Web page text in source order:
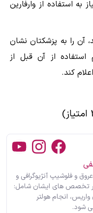
استفاده از وارفارین
آن را به پزشکتان نشان
از آن قبل از
کند.
و فلوشیپ آنژیوگرافی و
تخصص های ایشان شامل:
انجام هولتر
شود.